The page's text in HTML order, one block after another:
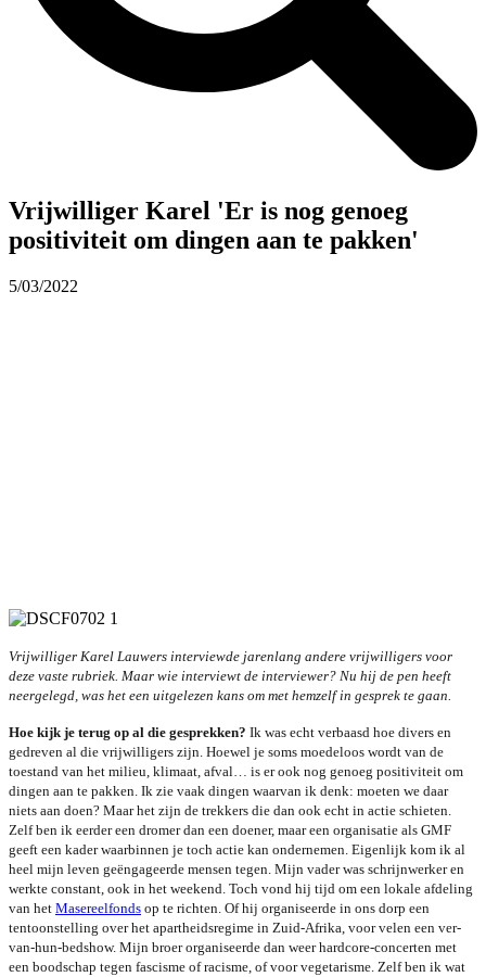
Vrijwilliger Karel 'Er is nog genoeg
positiviteit om dingen aan te pakken'
5/03/2022
Vrijwilliger Karel Lauwers interviewde jarenlang andere vrijwilligers voor
deze vaste rubriek. Maar wie interviewt de interviewer? Nu hij de pen heeft
neergelegd, was het een uitgelezen kans om met hemzelf in gesprek te gaan.
Hoe kijk je terug op al die gesprekken? Ik was echt verbaasd hoe divers en
gedreven al die vrijwilligers zijn. Hoewel je soms moedeloos wordt van de
toestand van het milieu, klimaat, afval… is er ook nog genoeg positiviteit om
dingen aan te pakken. Ik zie vaak dingen waarvan ik denk: moeten we daar
niets aan doen? Maar het zijn de trekkers die dan ook echt in actie schieten.
Zelf ben ik eerder een dromer dan een doener, maar een organisatie als GMF
geeft een kader waarbinnen je toch actie kan ondernemen. Eigenlijk kom ik al
heel mijn leven geëngageerde mensen tegen. Mijn vader was schrijnwerker en
werkte constant, ook in het weekend. Toch vond hij tijd om een lokale afdeling
van het Masereelfonds op te richten. Of hij organiseerde in ons dorp een
tentoonstelling over het apartheidsregime in Zuid-Afrika, voor velen een ver-
van-hun-bedshow. Mijn broer organiseerde dan weer hardcore-concerten met
een boodschap tegen fascisme of racisme, of voor vegetarisme. Zelf ben ik wat